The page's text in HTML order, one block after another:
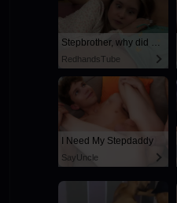
Stepbrother, why did you show me your dick? Now I want to fuck you with my wet pussy
RedhandsTube
I Need My Stepdaddy
SayUncle